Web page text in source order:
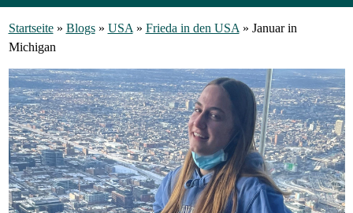
Programme
Infos
&
Erfahrungen
Startseite» Blogs» USA» Frieda in den USA» Januar in
Michigan